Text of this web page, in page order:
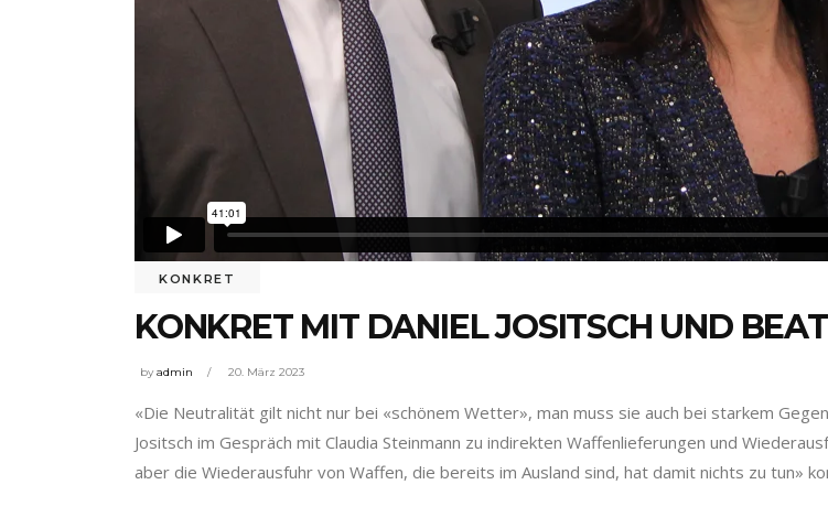
KONKRET
KONKRET MIT DANIEL JOSITSCH UND
byadmin 20. März 2023
«Die Neutralität gilt nicht nur bei «schönem Wetter», man muss sie auch bei starkem
Jositsch im Gespräch mit Claudia Steinmann zu indirekten Waffenlieferungen und
aber die Wiederausfuhr von Waffen, die bereits im Ausland sind, hat damit nichts zu tun»